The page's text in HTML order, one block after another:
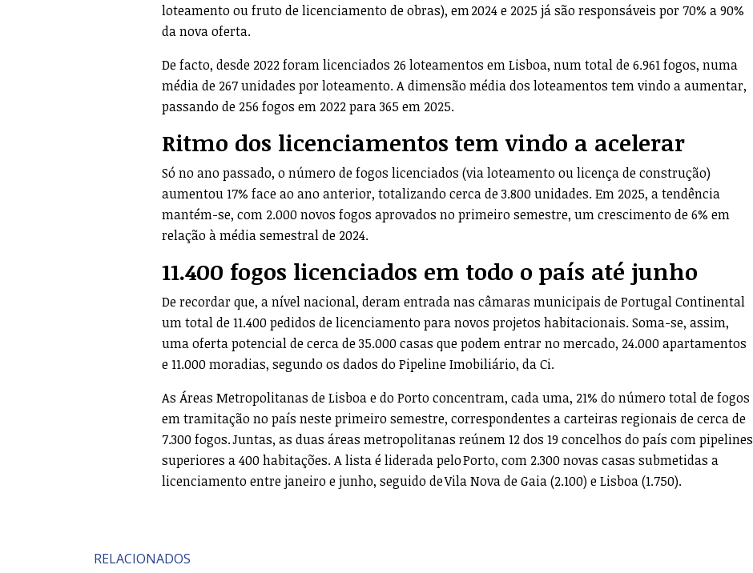
loteamento ou fruto de licenciamento de obras), em 2024 e 2025 já são responsáveis por 70% a 90%
da nova oferta.
De facto, desde 2022 foram licenciados 26 loteamentos em Lisboa, num total de 6.961 fogos, numa
média de 267 unidades por loteamento. A dimensão média dos loteamentos tem vindo a aumentar,
passando de 256 fogos em 2022 para 365 em 2025.
Ritmo dos licenciamentos tem vindo a acelerar
Só no ano passado, o número de fogos licenciados (via loteamento ou licença de construção)
aumentou 17% face ao ano anterior, totalizando cerca de 3.800 unidades. Em 2025, a tendência
mantém-se, com 2.000 novos fogos aprovados no primeiro semestre, um crescimento de 6% em
relação à média semestral de 2024.
11.400 fogos licenciados em todo o país até junho
De recordar que, a nível nacional, deram entrada nas câmaras municipais de Portugal Continental
um total de 11.400 pedidos de licenciamento para novos projetos habitacionais. Soma-se, assim,
uma oferta potencial de cerca de 35.000 casas que podem entrar no mercado, 24.000 apartamentos
e 11.000 moradias, segundo os dados do Pipeline Imobiliário, da Ci.
As Áreas Metropolitanas de Lisboa e do Porto concentram, cada uma, 21% do número total de fogos
em tramitação no país neste primeiro semestre, correspondentes a carteiras regionais de cerca de
7.300 fogos. Juntas, as duas áreas metropolitanas reúnem 12 dos 19 concelhos do país com pipelines
superiores a 400 habitações. A lista é liderada pelo Porto, com 2.300 novas casas submetidas a
licenciamento entre janeiro e junho, seguido de Vila Nova de Gaia (2.100) e Lisboa (1.750).
RELACIONADOS